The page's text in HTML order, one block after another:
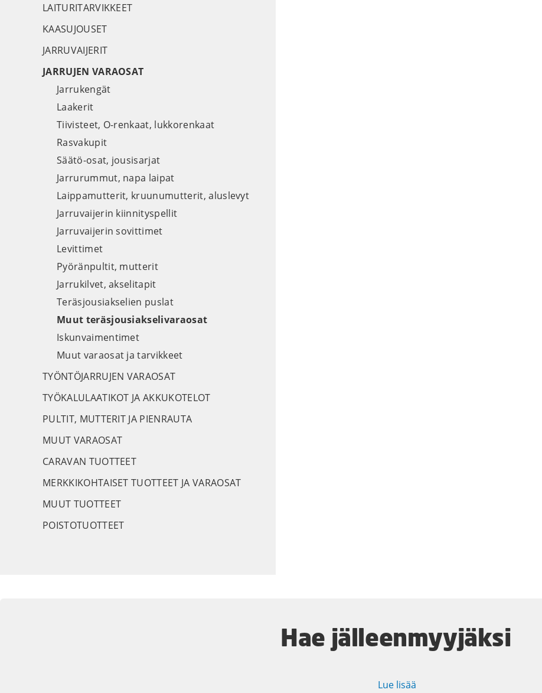
LAITURITARVIKKEET
KAASUJOUSET
JARRUVAIJERIT
JARRUJEN VARAOSAT
Jarrukengät
Laakerit
Tiivisteet, O-renkaat, lukkorenkaat
Rasvakupit
Säätö-osat, jousisarjat
Jarrurummut, napa laipat
Laippamutterit, kruunumutterit, aluslevyt
Jarruvaijerin kiinnityspellit
Jarruvaijerin sovittimet
Levittimet
Pyöränpultit, mutterit
Jarrukilvet, akselitapit
Teräsjousiakselien puslat
Muut teräsjousiakselivaraosat
Iskunvaimentimet
Muut varaosat ja tarvikkeet
TYÖNTÖJARRUJEN VARAOSAT
TYÖKALULAATIKOT JA AKKUKOTELOT
PULTIT, MUTTERIT JA PIENRAUTA
MUUT VARAOSAT
CARAVAN TUOTTEET
MERKKIKOHTAISET TUOTTEET JA VARAOSAT
MUUT TUOTTEET
POISTOTUOTTEET
Hae jälleenmyyjäksi
Lue lisää